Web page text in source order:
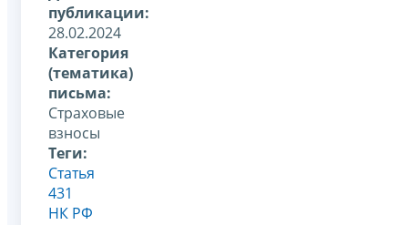
публикации:
28.02.2024
Категория
(тематика)
письма:
Страховые
взносы
Теги:
Статья
431
НК РФ